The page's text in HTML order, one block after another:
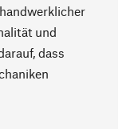
und
dass